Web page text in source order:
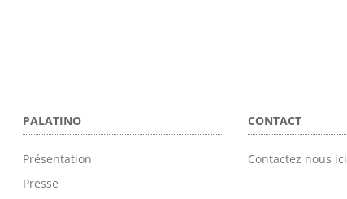
PALATINO
Présentation
Presse
CONTACT
Contactez nous ici